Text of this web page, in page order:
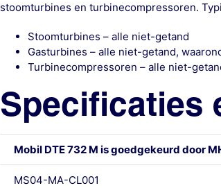
stoomturbines en turbinecompressoren.
Stoomturbines – alle niet-getand
Gasturbines – alle niet-getand,
Turbinecompressoren – alle niet-
Specificaties
Mobil DTE 732 M is goedgekeurd door
MS04-MA-CL001